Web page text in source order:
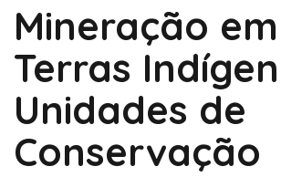
Mineração em
Terras
Unidades de
Conservação